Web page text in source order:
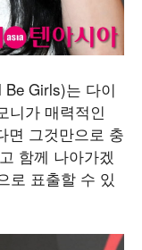
Girls)는 다이
니가 매력적인
면 그것만으로 충
함께 나아가겠
로 표출할 수 있